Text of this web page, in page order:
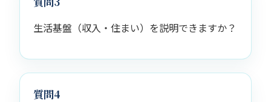
生活基盤（収入・住まい）を説明できますか？
質問4